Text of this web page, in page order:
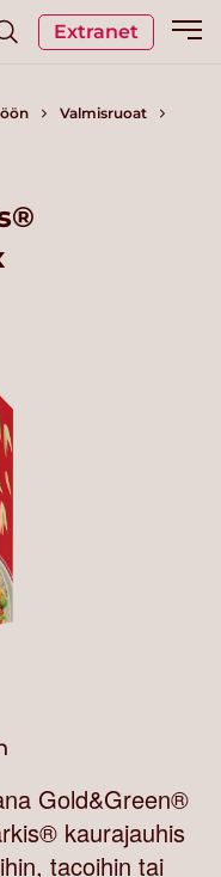
Extranet
Valmisruoat
Gold&Green®
kaurajauhis
tacoihin tai